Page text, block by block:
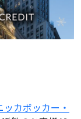
ッカボッカー・